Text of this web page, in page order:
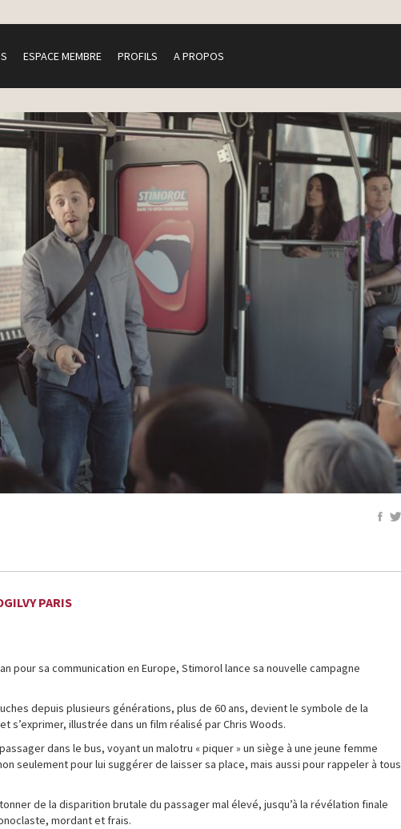
ESPACE MEMBRE PROFILS A PROPOS
PARIS
pour sa communication en Europe, Stimorol lance sa nouvelle campagne
depuis plusieurs générations, plus de 60 ans, devient le symbole de la
illustrée dans un film réalisé par Chris Woods.
dans le bus, voyant un malotru « piquer » un siège à une jeune femme
seulement pour lui suggérer de laisser sa place, mais aussi pour rappeler à tous
de la disparition brutale du passager mal élevé, jusqu’à la révélation finale
mordant et frais.